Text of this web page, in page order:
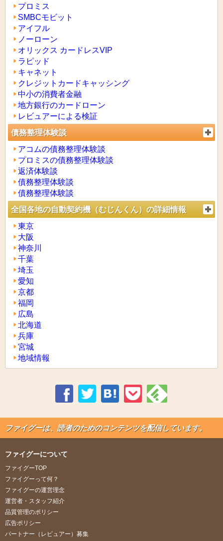
プロミス
SMBCモビット
アイフル
ノーローン
オリックス カードレスVIP
ラピッド
キャネット
クレジットカードキャッシング
中小の消費者金融
地方銀行のカードローン
レビュアーによる検証
債務整理体験談
アコムの債務整理体験談
プロミスの債務整理体験談
返済体験談
債務整理体験談
債務整理体験談
全国各地の自動契約機（むじんくん）の詳細情報
東京
大阪
神奈川
千葉
埼玉
愛知
京都
福岡
広島
北海道
兵庫
宮城
地域情報
ファイグーは、読者のためのコンテンツを配信しています。
ファイグーについて
ファイグーTOP
ファイグーって何？
ファイグーの運営理念
運営者・スタッフ紹介
品質管理のポリシー
広告ポリシー
パートナー（レビュアー）募集